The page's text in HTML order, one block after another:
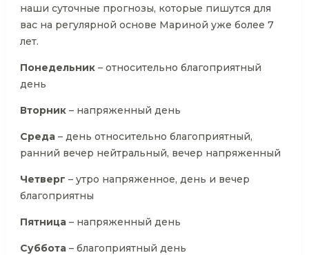
наши суточные прогнозы, которые пишутся для
вас на регулярной основе Мариной уже более 7
лет.
Понедельник – относительно благоприятный
день
Вторник – напряженный день
Среда – день относительно благоприятный,
ранний вечер нейтральный, вечер напряженный
Четверг – утро напряженное, день и вечер
благоприятны
Пятница – напряженный день
Суббота – благоприятный день